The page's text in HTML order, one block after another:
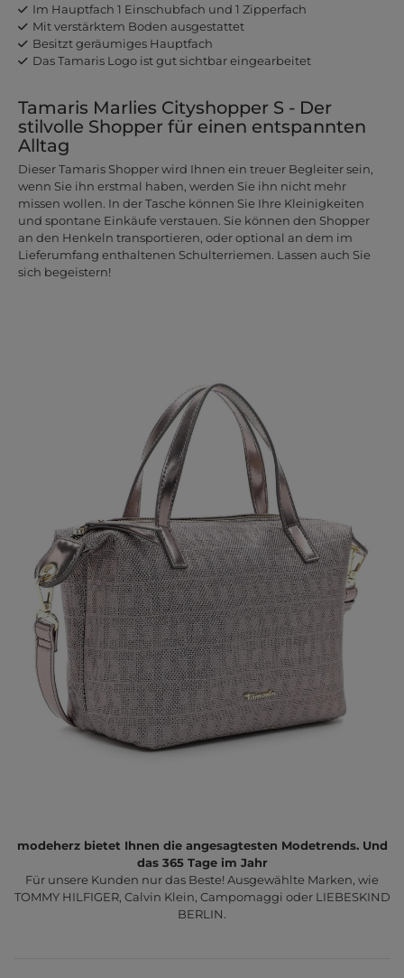
Im Hauptfach 1 Einschubfach und 1 Zipperfach
Mit verstärktem Boden ausgestattet
Besitzt geräumiges Hauptfach
Das Tamaris Logo ist gut sichtbar eingearbeitet
Tamaris Marlies Cityshopper S - Der
stilvolle Shopper für einen entspannten
Alltag
Dieser Tamaris Shopper wird Ihnen ein treuer Begleiter sein,
wenn Sie ihn erstmal haben, werden Sie ihn nicht mehr
missen wollen. In der Tasche können Sie Ihre Kleinigkeiten
und spontane Einkäufe verstauen. Sie können den Shopper
an den Henkeln transportieren, oder optional an dem im
Lieferumfang enthaltenen Schulterriemen. Lassen auch Sie
sich begeistern!
modeherz bietet Ihnen die angesagtesten Modetrends. Und
das 365 Tage im Jahr
Für unsere Kunden nur das Beste! Ausgewählte Marken, wie
TOMMY HILFIGER, Calvin Klein, Campomaggi oder LIEBESKIND
BERLIN.